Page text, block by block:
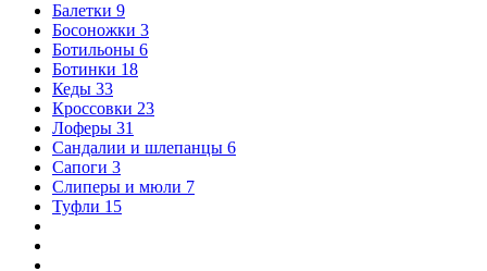
Балетки 9
Босоножки 3
Ботильоны 6
Ботинки 18
Кеды 33
Кроссовки 23
Лоферы 31
Сандалии и шлепанцы 6
Сапоги 3
Слиперы и мюли 7
Туфли 15